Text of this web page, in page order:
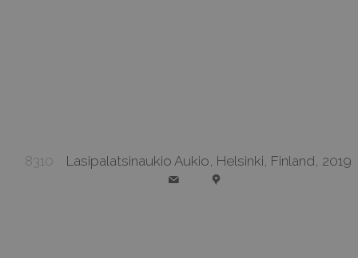
8310 Lasipalatsinaukio Aukio, Helsinki, Finland, 2019